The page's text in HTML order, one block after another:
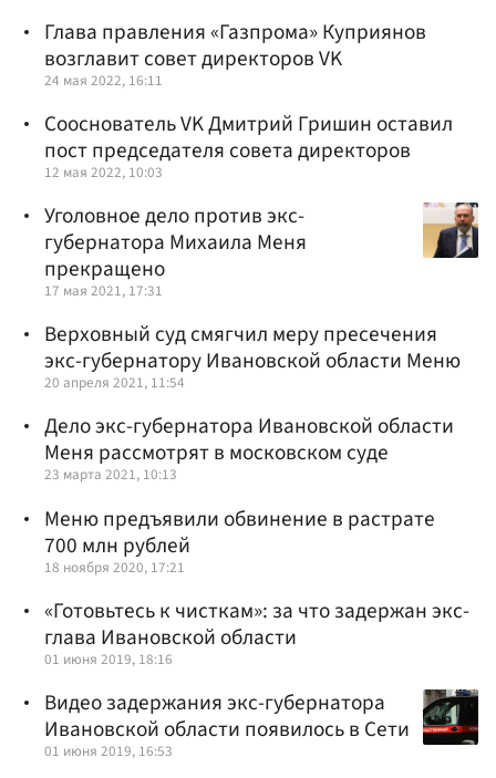
Глава правления «Газпрома» Куприянов
возглавит совет директоров VK
24 мая 2022, 16:11
Сооснователь VK Дмитрий Гришин оставил
пост председателя совета директоров
12 мая 2022, 10:03
Уголовное дело против экс-
губернатора Михаила Меня
прекращено
17 мая 2021, 17:31
Верховный суд смягчил меру пресечения
экс-губернатору Ивановской области Меню
20 апреля 2021, 11:54
Дело экс-губернатора Ивановской области
Меня рассмотрят в московском суде
23 марта 2021, 10:13
Меню предъявили обвинение в растрате
700 млн рублей
18 ноября 2020, 17:21
«Готовьтесь к чисткам»: за что задержан экс-
глава Ивановской области
01 июня 2019, 18:16
Видео задержания экс-губернатора
Ивановской области появилось в Сети
01 июня 2019, 16:53